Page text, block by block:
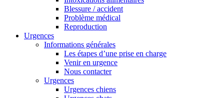
Blessure / accident
Problème médical
Reproduction
Urgences
Informations générales
Les étapes d’une prise en charge
Venir en urgence
Nous contacter
Urgences
Urgences chiens